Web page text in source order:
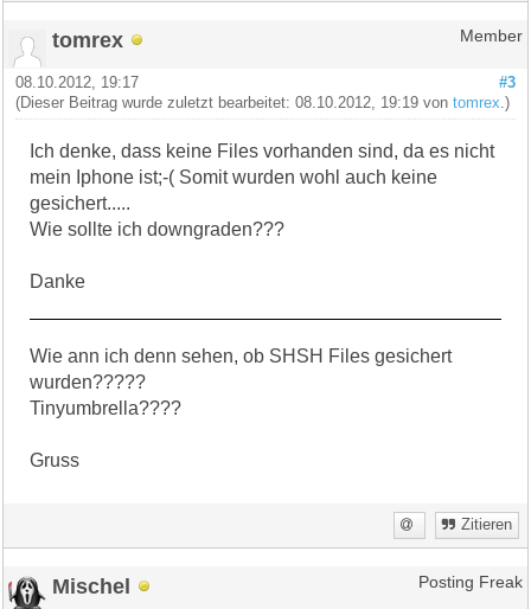
tomrex Member
#3
08.10.2012, 19:17
(Dieser Beitrag wurde zuletzt bearbeitet: 08.10.2012, 19:19 vontomrex .)
Ich denke, dass keine Files vorhanden sind, da es nicht
mein Iphone ist;-( Somit wurden wohl auch keine
gesichert.....
Wie sollte ich downgraden???
Danke
Wie ann ich denn sehen, ob SHSH Files gesichert
wurden?????
Tinyumbrella????
Gruss
Zitieren
Mischel Posting Freak